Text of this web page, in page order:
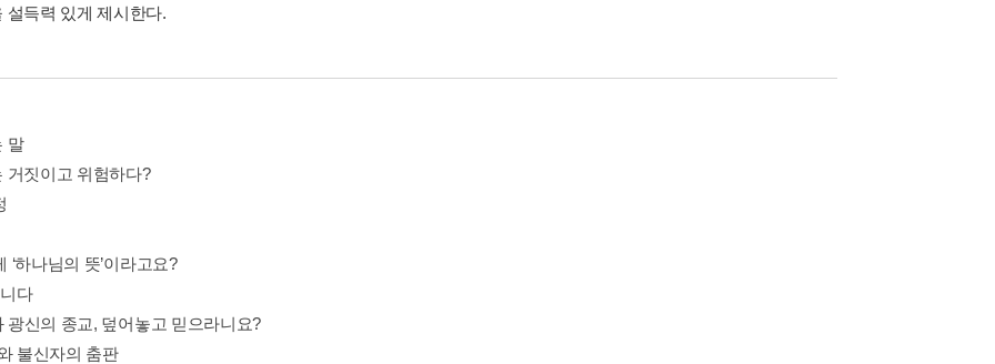
설득력 있게 제시한다.
말
거짓이고 위험하다?
‘하나님의 뜻’이라고요?
다
광신의 종교, 덮어놓고 믿으라니요?
불신자의 춤판